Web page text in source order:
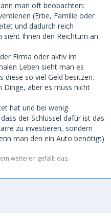
man oft beobachten:
(Erbe, Familie oder
und dadurch reich
Ihnen den Reichtum an
Firma oder aktiv im
Leben sieht man es
diese so viel Geld besitzen.
Dinge, aber es muss nicht
hat und bei wenig
der Schlüssel dafür ist das
zu investieren, sondern
man den ein Auto benötigt)
weiteren gefällt das.